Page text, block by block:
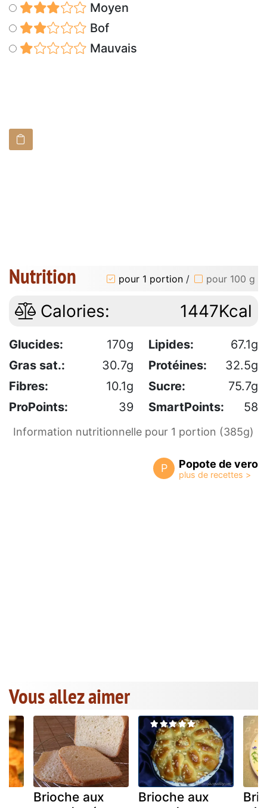
Moyen
Bof
Mauvais
Nutrition pour 1 portion / pour 100 g
Calories: 1447Kcal
Glucides: 170g Lipides:
67.1g
Gras sat.:
30.7g Protéines:
32.5g
Fibres:
10.1g Sucre:
75.7g
ProPoints:
39 SmartPoints: 58
Information nutritionnelle pour 1 portion (385g)
P Popote de vero
Vous allez aimer
Brioche aux
Brioche aux